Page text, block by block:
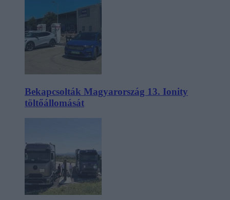
Bekapcsolták Magyarország 13. Ionity
töltőállomását